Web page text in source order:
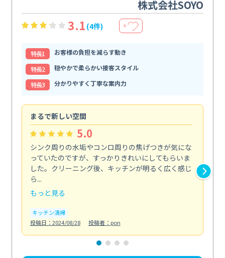
株式会社SOYO
3.1 (4件) ＋
特⻑1
お客様の負担を減らす動き
特⻑2
穏やかで柔らかい接客スタイル
特⻑3
分かりやすく丁寧な案内力
まるで新しい空間
5.0
シンク周りの水垢やコンロ周りの焦げつきが気にな
っていたのですが、すっかりきれいにしてもらいま
した。クリーニング後、キッチンが明るく広く感じ
ら...
もっと見る
キッチン清掃
投稿日：2024/08/28
投稿者：pon